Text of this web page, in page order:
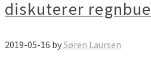
diskuterer
2019-05-16 bySøren Laursen